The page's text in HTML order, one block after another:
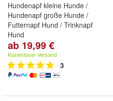
Hundenapf kleine Hunde /
Hundenapf große Hunde /
Futternapf Hund / Trinknapf
Hund
ab 19,99 €
Kostenloser Versand
3